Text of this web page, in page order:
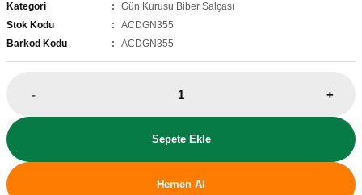
Kategori
Gün Kurusu Biber Salçası
Stok Kodu
ACDGN355
Barkod Kodu
ACDGN355
- +
Sepete Ekle
Hemen Al